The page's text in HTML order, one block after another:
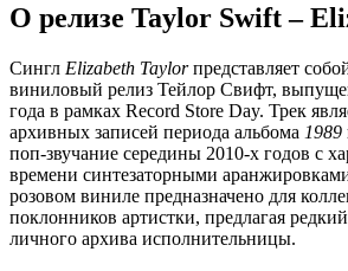
О релизе Taylor Swift –
Сингл Elizabeth Taylorпредставляет
виниловый релиз Тейлор Свифт,
года в рамках Record Store Day. Трек
архивных записей периода альбома 1989
поп-звучание середины 2010-х годов с
времени синтезаторными
розовом виниле предназначено для
поклонников артистки, предлагая
личного архива исполнительницы.